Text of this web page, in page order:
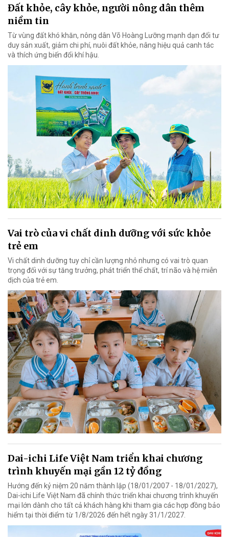
Đất khỏe, cây khỏe, người nông dân thêm
niềm tin
Từ vùng đất khó khăn, nông dân Võ Hoàng Lưỡng mạnh dạn đổi tư
duy sản xuất, giảm chi phí, nuôi đất khỏe, nâng hiệu quả canh tác
và thích ứng biến đổi khí hậu.
Vai trò của vi chất dinh dưỡng với sức khỏe
trẻ em
Vi chất dinh dưỡng tuy chỉ cần lượng nhỏ nhưng có vai trò quan
trọng đối với sự tăng trưởng, phát triển thể chất, trí não và hệ miễn
dịch của trẻ em.
Dai-ichi Life Việt Nam triển khai chương
trình khuyến mại gần 12 tỷ đồng
Hướng đến kỷ niệm 20 năm thành lập (18/01/2007 - 18/01/2027),
Dai-ichi Life Việt Nam đã chính thức triển khai chương trình khuyến
mại lớn dành cho tất cả khách hàng khi tham gia các hợp đồng bảo
hiểm tại thời điểm từ 1/8/2026 đến hết ngày 31/1/2027.